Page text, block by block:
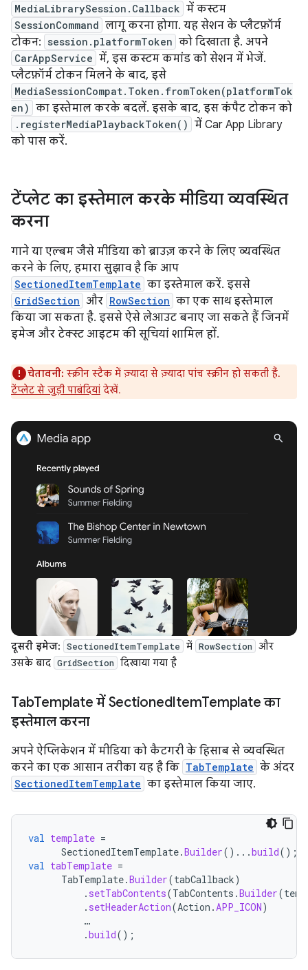
MediaLibrarySession.Callback में कस्टम
SessionCommand लागू करना होगा. यह सेशन के प्लैटफ़ॉर्म
टोकन: session.platformToken को दिखाता है. अपने
CarAppService में, इस कस्टम कमांड को सेशन में भेजें.
प्लैटफ़ॉर्म टोकन मिलने के बाद, इसे
MediaSessionCompat.Token.fromToken(platformTok
en) का इस्तेमाल करके बदलें. इसके बाद, इस कंपैट टोकन को
.registerMediaPlaybackToken() में Car App Library
को पास करें.
टेंप्लेट का इस्तेमाल करके मीडिया व्यवस्थित
करना
गाने या एल्बम जैसे मीडिया को ब्राउज़ करने के लिए व्यवस्थित
करने के लिए, हमारा सुझाव है कि आप
SectionedItemTemplate का इस्तेमाल करें. इससे
GridSection और RowSection का एक साथ इस्तेमाल
किया जा सकता है. इससे ऐसे लेआउट बनाए जा सकते हैं जिनमें
इमेज और टेक्स्ट आइटम की सूचियां शामिल हों.
चेतावनी: स्क्रीन स्टैक में ज़्यादा से ज़्यादा पांच स्क्रीन हो सकती हैं.
टेंप्लेट से जुड़ी पाबंदियां देखें.
दूसरी इमेज: SectionedItemTemplate में RowSection और
उसके बाद GridSection दिखाया गया है
TabTemplate में SectionedItemTemplate का
इस्तेमाल करना
अपने ऐप्लिकेशन में मीडिया को कैटगरी के हिसाब से व्यवस्थित
करने का एक आसान तरीका यह है कि TabTemplate के अंदर
SectionedItemTemplate का इस्तेमाल किया जाए.
val template =
SectionedItemTemplate.Builder()...build();
val tabTemplate =
TabTemplate.Builder(tabCallback)
. setTabContents(TabContents .Builder(
. setHeaderAction(Action .APP_ICON)
…
.build();